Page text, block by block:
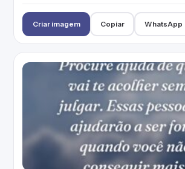
Criar imagem Copiar WhatsApp